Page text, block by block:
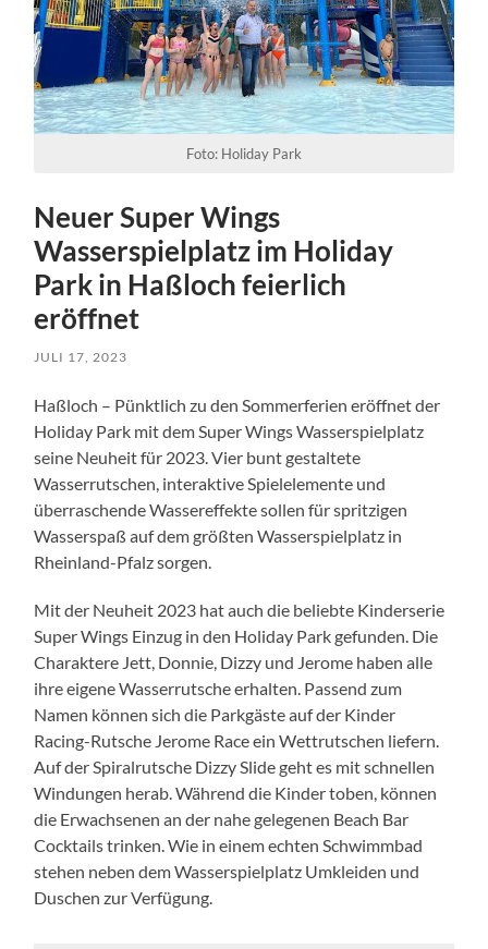
Foto: Holiday Park
Neuer Super Wings
Wasserspielplatz im Holiday
Park in Haßloch feierlich
eröffnet
JULI 17, 2023
Haßloch – Pünktlich zu den Sommerferien eröffnet der
Holiday Park mit dem Super Wings Wasserspielplatz
seine Neuheit für 2023. Vier bunt gestaltete
Wasserrutschen, interaktive Spielelemente und
überraschende Wassereffekte sollen für spritzigen
Wasserspaß auf dem größten Wasserspielplatz in
Rheinland-Pfalz sorgen.
Mit der Neuheit 2023 hat auch die beliebte Kinderserie
Super Wings Einzug in den Holiday Park gefunden. Die
Charaktere Jett, Donnie, Dizzy und Jerome haben alle
ihre eigene Wasserrutsche erhalten. Passend zum
Namen können sich die Parkgäste auf der Kinder
Racing-Rutsche Jerome Race ein Wettrutschen liefern.
Auf der Spiralrutsche Dizzy Slide geht es mit schnellen
Windungen herab. Während die Kinder toben, können
die Erwachsenen an der nahe gelegenen Beach Bar
Cocktails trinken. Wie in einem echten Schwimmbad
stehen neben dem Wasserspielplatz Umkleiden und
Duschen zur Verfügung.